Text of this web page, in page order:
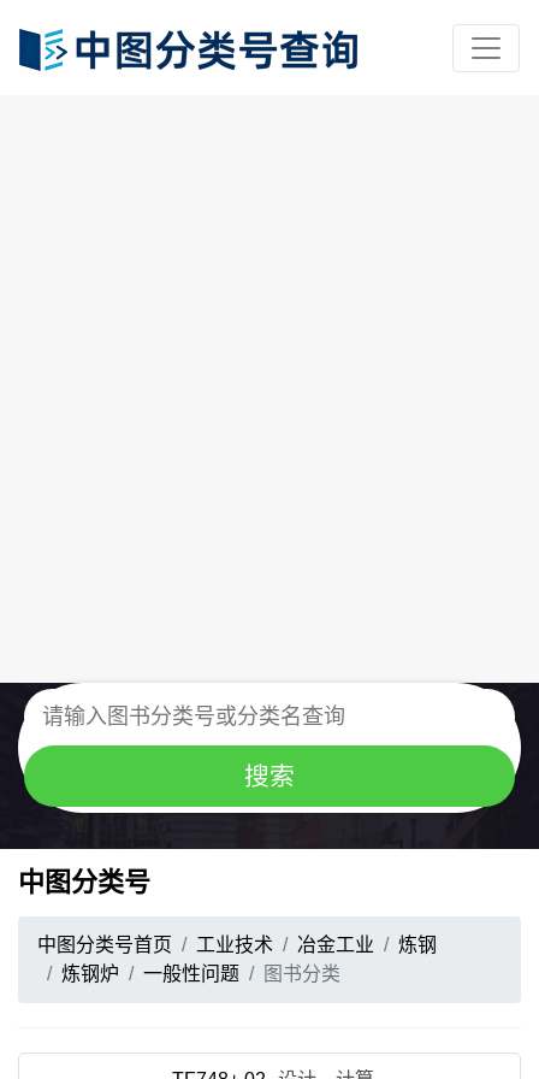
中图分类号
中图分类号首页 工业技术 冶金工业
炼钢
炼钢炉
一般性问题 图书分类